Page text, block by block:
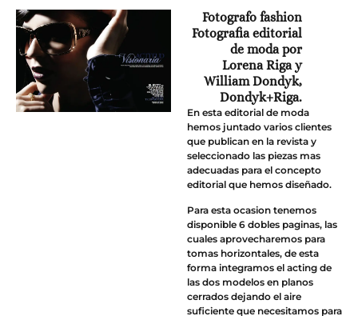
Fotografo fashion
Fotografia editorial
de moda por
Lorena Riga y
William Dondyk,
Dondyk+Riga.
En esta editorial de moda
hemos juntado varios clientes
que publican en la revista y
seleccionado las piezas mas
adecuadas para el concepto
editorial que hemos diseñado.
Para esta ocasion tenemos
disponible 6 dobles paginas, las
cuales aprovecharemos para
tomas horizontales, de esta
forma integramos el acting de
las dos modelos en planos
cerrados dejando el aire
suficiente que necesitamos para